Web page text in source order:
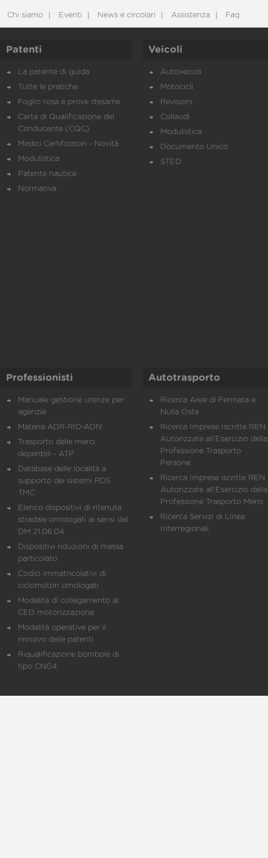
Chi siamo Eventi News e circolari Assistenza Faq
Patenti
La patente di guida
Tutte le pratiche
Foglio rosa e prove d’esame
Carta di Qualificazione del
Conducente (CQC)
Medici Certificatori - Novità
Modulistica
Patente nautica
Normativa
Veicoli
Autoveicoli
Motocicli
Revisioni
Collaudi
Modulistica
Documento Unico
STED
Professionisti
Manuale gestione utenze per
agenzie
Materia ADR-RID-ADN
Trasporto delle merci
deperibili - ATP
Database delle località a
supporto dei sistemi RDS
TMC
Elenco dispositivi di ritenuta
stradale omologati ai sensi del
DM 21.06.04
Dispositivi riduzioni di massa
particolato
Codici immatricolativi di
ciclomotori omologati
Modalità di collegamento al
CED motorizzazione
Modalità operative per il
rinnovo delle patenti
Riqualificazione bombole di
tipo CNG4
Autotrasporto
Ricerca Aree di Fermata e
Nulla Osta
Ricerca Imprese Iscritte REN
Autorizzate all'Esercizio della
Professione Trasporto
Persone
Ricerca Imprese iscritte REN
Autorizzate all'Esercizio della
Professione Trasporto Merci
Ricerca Servizi di Linea
Interregionali